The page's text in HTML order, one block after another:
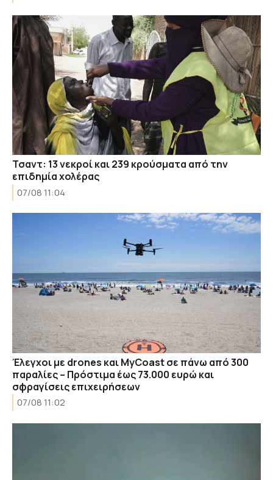
Τσαντ: 13 νεκροί και 239 κρούσματα από την
επιδημία χολέρας
07/08 11:04
Έλεγχοι με drones και MyCoast σε πάνω από 300
παραλίες – Πρόστιμα έως 73.000 ευρώ και
σφραγίσεις επιχειρήσεων
07/08 11:02